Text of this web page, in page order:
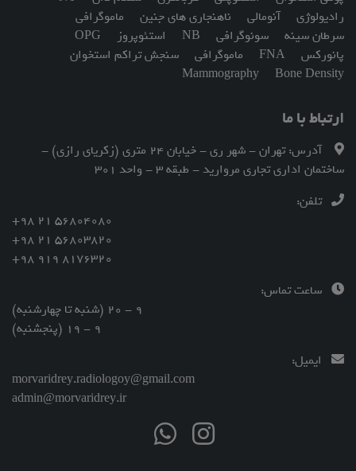
رادیولوژی
آنومالی ناهنجاری های جنین
ماموگرافی
سرطان سینه
سونوگرافی NB استئوپروز
OPG
پانورکس
FNA ماموگرافی
سنجش تراکم استخوان
Bone Density
Mammography
ارتباط با ما
آدرس: تهران - شهر ری - خیابان 24 متری (زکریای رازی) -
ساختمان اداری تجاری مروارید - طبقه 3 - واحد 301
تلفن:
56804080 21 98+
56803820 21 98+
8176320 919 98+
ساعت تماس:
9 - 20 (شنبه تا چهارشنبه)
9 - 19 (پنجشنبه)
ایمیل:
morvaridrey.radiologoy@gmail.com
admin@morvaridrey.ir